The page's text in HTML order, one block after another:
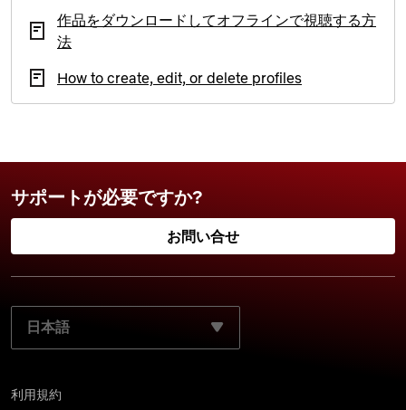
作品をダウンロードしてオフラインで視聴する方
法
How to create, edit, or delete profiles
サポートが必要ですか?
お問い合せ
ご使用になる言語を選択してください:
利用規約